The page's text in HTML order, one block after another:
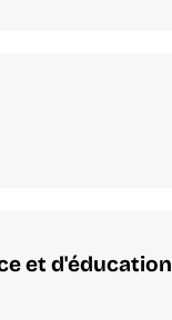
et d'éducation